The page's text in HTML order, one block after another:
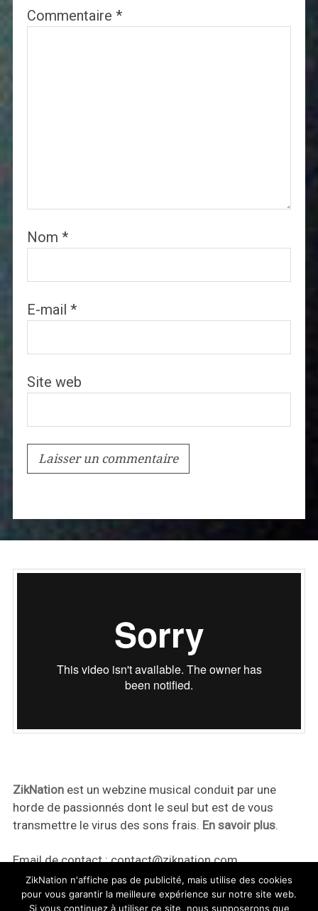
Commentaire *
Nom *
E-mail *
Site web
ZikNationest un webzine musical conduit par une
horde de passionnés dont le seul but est de vous
transmettre le virus des sons frais. En savoir plus.
Email de contact :contact@ziknation.com
ZikNation n'affiche pas de publicité, mais utilise des cookies
pour vous garantir la meilleure expérience sur notre site web.
Si vous continuez à utiliser ce site, nous supposerons que